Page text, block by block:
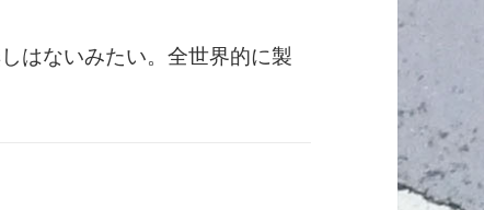
はないみたい。全世界的に製